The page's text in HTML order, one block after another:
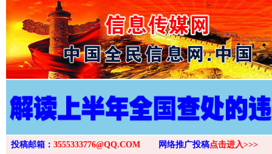
>
投稿邮箱： 3555333776@QQ.COM 网络推广投稿点击进入>>>